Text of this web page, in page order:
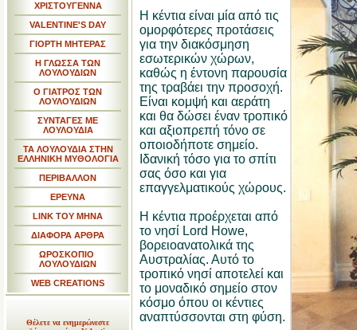
ΧΡΙΣΤΟΥΓΕΝΝΑ
VALENTINE'S DAY
ΓΙΟΡΤΗ ΜΗΤΕΡΑΣ
Η ΓΛΩΣΣΑ ΤΩΝ
ΛΟΥΛΟΥΔΙΩΝ
Ο ΓΙΑΤΡΟΣ ΤΩΝ
ΛΟΥΛΟΥΔΙΩΝ
ΣΥΝΤΑΓΕΣ ΜΕ
ΛΟΥΛΟΥΔΙΑ
ΤΑ ΛΟΥΛΟΥΔΙΑ ΣΤΗΝ
ΕΛΛΗΝΙΚΗ ΜΥΘΟΛΟΓΙΑ
ΠΕΡΙΒΑΛΛΟΝ
ΕΡΕΥΝΑ
LINK TOY MHNA
ΔΙΑΦΟΡΑ ΑΡΘΡΑ
ΩΡΟΣΚΟΠΙΟ
ΛΟΥΛΟΥΔΙΩΝ
WEB CREATIONS
Θέλετε να ενημερώνεστε
H κέντια είναι μία από τις
ομορφότερες προτάσεις
για την διακόσμηση
εσωτερικών χώρων,
καθώς η έντονη παρουσία
της τραβάει την προσοχή.
Είναι κομψή και αεράτη
και θα δώσει έναν τροπικό
και αξιοπρεπή τόνο σε
οποιοδήποτε σημείο.
Ιδανική τόσο για το σπίτι
σας όσο και για
επαγγελματικούς χώρους.
Η κέντια προέρχεται από
το νησί Lord Howe,
βορειοανατολικά της
Αυστραλίας. Αυτό το
τροπικό νησί αποτελεί και
το μοναδικό σημείο στον
κόσμο όπου οι κέντιες
αναπτύσσονται στη φύση.